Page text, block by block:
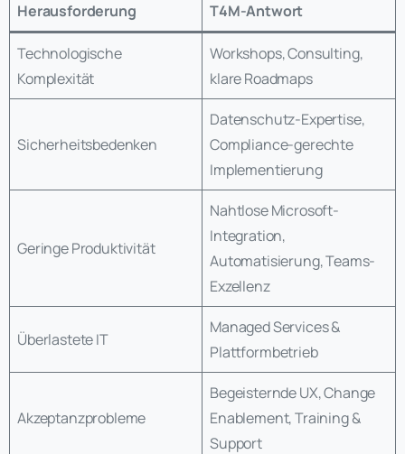
Herausforderung T4M-Antwort
Technologische
Komplexität
Workshops, Consulting,
klare Roadmaps
Sicherheitsbedenken
Datenschutz-Expertise,
Compliance-gerechte
Implementierung
Geringe Produktivität
Nahtlose Microsoft-
Integration,
Automatisierung, Teams-
Exzellenz
Überlastete IT
Managed Services &
Plattformbetrieb
Akzeptanzprobleme
Begeisternde UX, Change
Enablement, Training &
Support